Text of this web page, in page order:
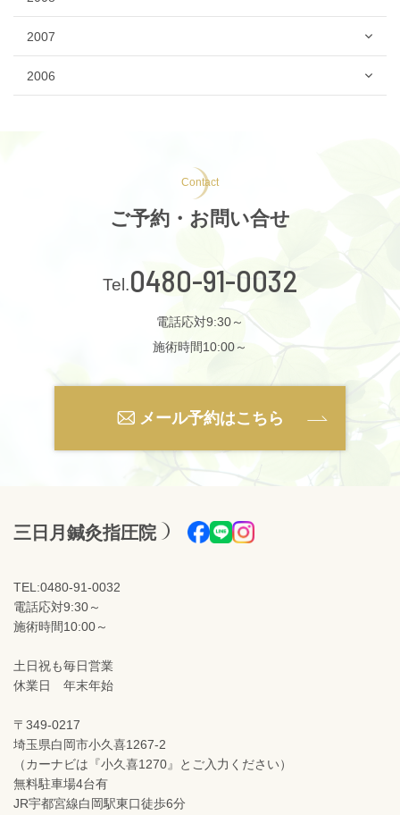
2007
2006
Contact
ご予約・お問い合せ
0480-91-0032
電話応対9:30～
施術時間10:00～
メール予約はこちら
三日月鍼灸指圧院
TEL:0480-91-0032
電話応対9:30～
施術時間10:00～
土日祝も毎日営業
休業日 年末年始
〒349-0217
埼玉県白岡市小久喜1267-2
（カーナビは『小久喜1270』とご入力ください）
無料駐車場4台有
JR宇都宮線白岡駅東口徒歩6分